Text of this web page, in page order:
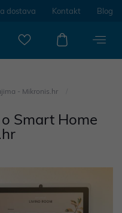
dostava Kontakt Blog
- Mikronis.hr
Smart Home